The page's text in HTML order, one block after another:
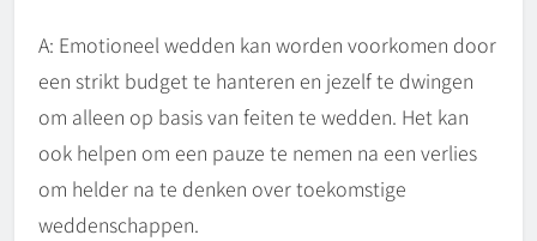
A: Emotioneel wedden kan worden voorkomen door
een strikt budget te hanteren en jezelf te dwingen
om alleen op basis van feiten te wedden. Het kan
ook helpen om een pauze te nemen na een verlies
om helder na te denken over toekomstige
weddenschappen.